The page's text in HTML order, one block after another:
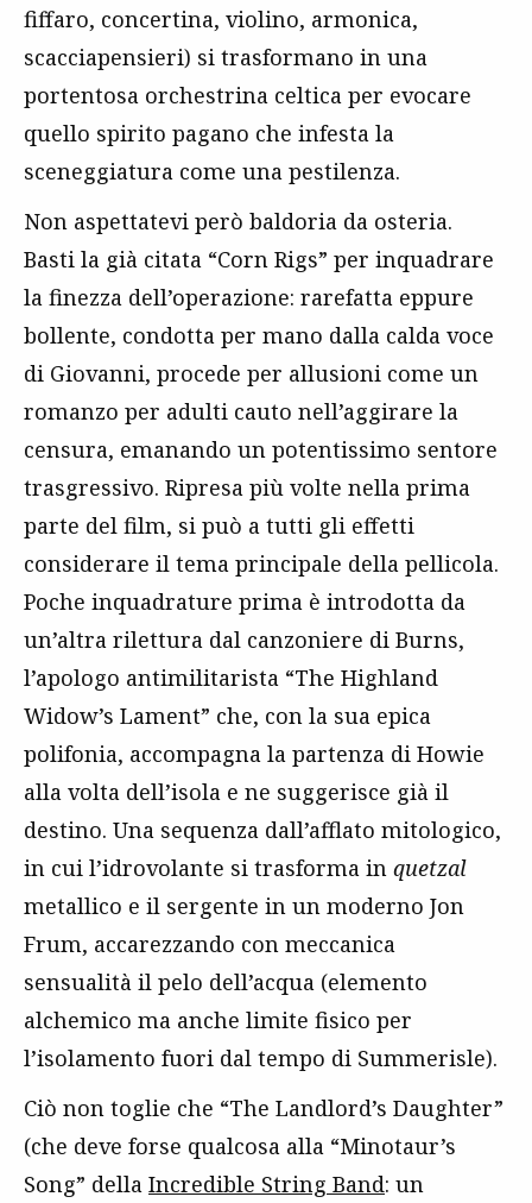
fiffaro, concertina, violino, armonica,
scacciapensieri) si trasformano in una
portentosa orchestrina celtica per evocare
quello spirito pagano che infesta la
sceneggiatura come una pestilenza.
Non aspettatevi però baldoria da osteria.
Basti la già citata “Corn Rigs” per inquadrare
la finezza dell’operazione: rarefatta eppure
bollente, condotta per mano dalla calda voce
di Giovanni, procede per allusioni come un
romanzo per adulti cauto nell’aggirare la
censura, emanando un potentissimo sentore
trasgressivo. Ripresa più volte nella prima
parte del film, si può a tutti gli effetti
considerare il tema principale della pellicola.
Poche inquadrature prima è introdotta da
un’altra rilettura dal canzoniere di Burns,
l’apologo antimilitarista “The Highland
Widow’s Lament” che, con la sua epica
polifonia, accompagna la partenza di Howie
alla volta dell’isola e ne suggerisce già il
destino. Una sequenza dall’afflato mitologico,
in cui l’idrovolante si trasforma in quetzal
metallico e il sergente in un moderno Jon
Frum, accarezzando con meccanica
sensualità il pelo dell’acqua (elemento
alchemico ma anche limite fisico per
l’isolamento fuori dal tempo di Summerisle).
Ciò non toglie che “The Landlord’s Daughter”
(che deve forse qualcosa alla “Minotaur’s
Song” della Incredible String Band: un